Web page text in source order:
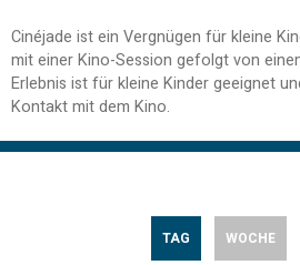
Cinéjade ist ein Vergnügen für kleine
mit einer Kino-Session gefolgt von
Erlebnis ist für kleine Kinder geeignet
Kontakt mit dem Kino.
TAG WOCHE